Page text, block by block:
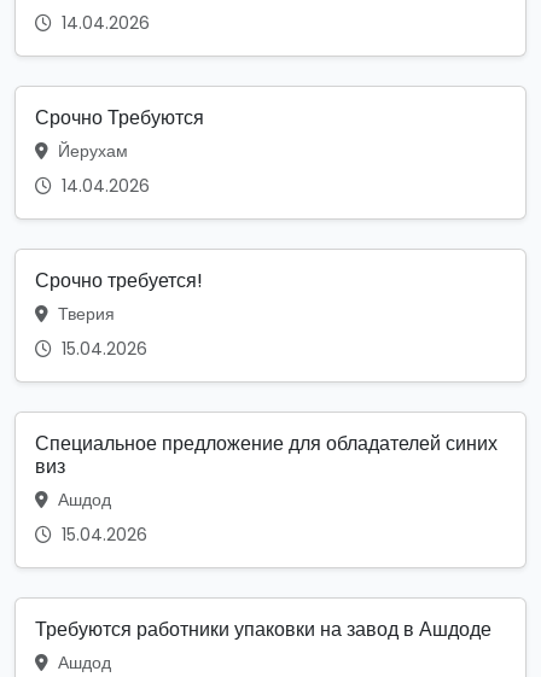
14.04.2026
Срочно Требуются
Йерухам
14.04.2026
Срочно требуется!
Тверия
15.04.2026
Специальное предложение для обладателей синих
виз
Ашдод
15.04.2026
Требуются работники упаковки на завод в Ашдоде
Ашдод